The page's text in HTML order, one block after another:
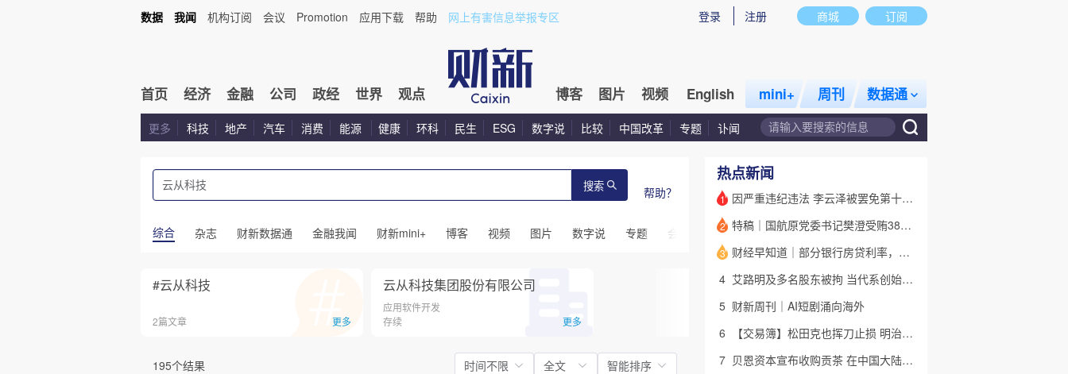
商城 订阅
登录 注册
数据 我闻 机构订阅 会议 Promotion 应用下载 帮助 网上有害信息举报专区
首页 经济 金融 公司 政经 世界 观点 博客 图片 视频 English mini+ 周刊 数据通
更多 科技 地产 汽车 消费 能源 健康 环科 民生 ESG 数字说 比较 中国改革 专题 讣闻
搜索 帮助？
综合 杂志 财新数据通 金融我闻 财新mini+ 博客 视频 图片 数字说 专题 会议 话题 特别呈现 私房课
#云从科技
2篇文章 更多
云从科技集团股份有限公司
应用软件开发
存续
更多
195个结果 时间不限 全文 智能排序
热点新闻
1 因严重违纪违法 李云泽被罢免第十四届全国人大代表职务
2 特稿｜国航原党委书记樊澄受贿3847万元二审待宣判 否认大多数指控
3
财经早知道｜部分银行房贷利率，降至“2字头
4
艾路明及多名股东被拘 当代系创始人因何此时被清算
5 财新周刊｜AI短剧涌向海外
6
【交易簿】松田克也挥刀止损 明治折戟中国乳业
7
贝恩资本宣布收购贡茶 在中国大陆无法注册商标后退出市场